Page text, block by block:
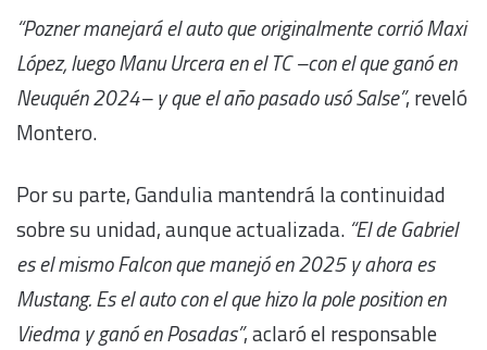
“Pozner manejará el auto que originalmente corrió Maxi
López, luego Manu Urcera en el TC –con el que ganó en
Neuquén 2024– y que el año pasado usó Salse”, reveló
Montero.
Por su parte, Gandulia mantendrá la continuidad
sobre su unidad, aunque actualizada. “El de Gabriel
es el mismo Falcon que manejó en 2025 y ahora es
Mustang. Es el auto con el que hizo la pole position en
Viedma y ganó en Posadas”, aclaró el responsable